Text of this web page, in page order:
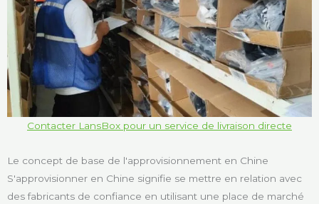
Contacter LansBox pour un service de livraison directe
Le concept de base de l'approvisionnement en Chine
S'approvisionner en Chine signifie se mettre en relation avec
des fabricants de confiance en utilisant une place de marché